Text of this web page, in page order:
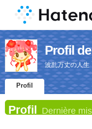
Profil
波乱万丈の人生
Profil
Profil Dernière